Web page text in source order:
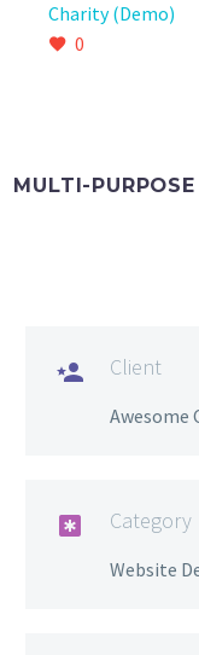
Charity (Demo)
0
MULTI-
 Client
Awesome
 Category
Website